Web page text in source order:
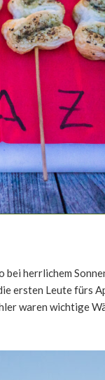
herrlichem
ersten Leute fürs
waren wichtige